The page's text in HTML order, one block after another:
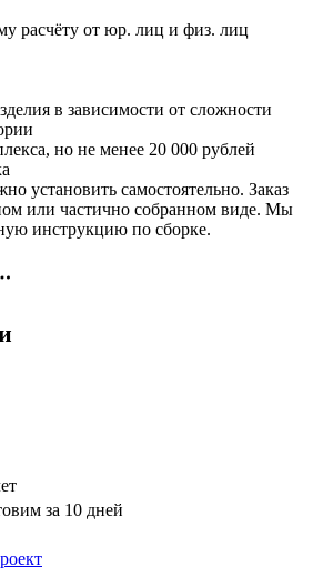
расчёту от юр. лиц и физ. лиц
в зависимости от сложности
но не менее 20 000 рублей
установить самостоятельно. Заказ
или частично собранном виде. Мы
инструкцию по сборке.
за 10 дней